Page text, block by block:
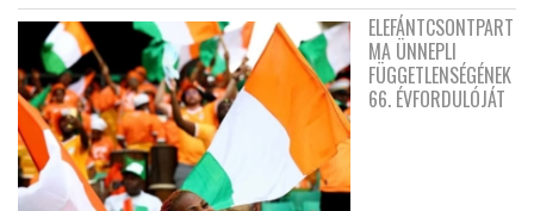
ELEFÁNTCSONTPART
MA ÜNNEPLI
FÜGGETLENSÉGÉNEK
66. ÉVFORDULÓJÁT